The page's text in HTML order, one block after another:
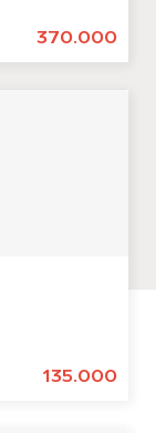
370.000
135.000